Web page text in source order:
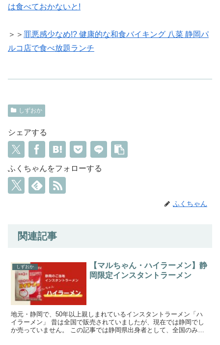
は食べておかないと!
＞＞ 罪悪感少なめ!? 健康的な和食バイキング 八菜 静岡パ
ルコ店で食べ放題ランチ
しずおか
シェアする
ふくちゃんをフォローする
ふくちゃん
関連記事
しずおか
【マルちゃん・ハイラーメン】静
岡限定インスタントラーメン
地元・静岡で、50年以上親しまれているインスタントラーメン「ハ
イラーメン」 昔は全国で販売されていましたが、現在では静岡でし
か売っていません。 この記事では静岡県出身者として、全国のみな